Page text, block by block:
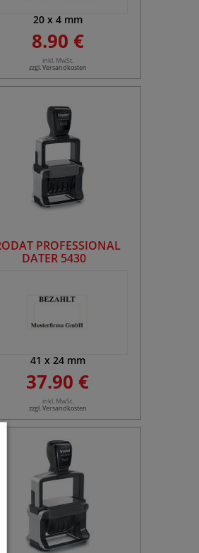
20x 4mm
8.90 €
inkl. MwSt.
zzgl. Versandkosten
PROFESSIONAL
DATER 5430
41 x 24mm
37.90 €
inkl. MwSt.
zzgl. Versandkosten